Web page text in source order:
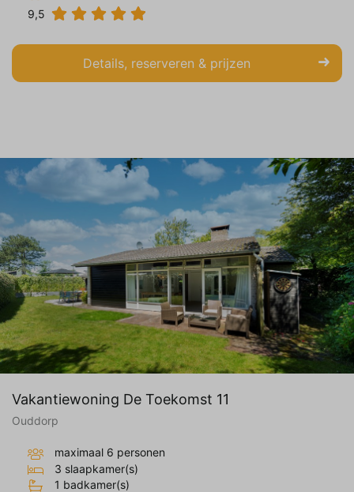
9,5
Details, reserveren & prijzen
Vakantiewoning De Toekomst 11
Ouddorp
maximaal 6 personen
3 slaapkamer(s)
1 badkamer(s)